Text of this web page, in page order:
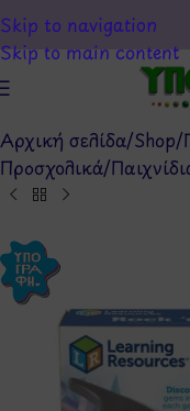
Skip to navigation
Skip to main content
Αρχική σελίδα/Shop/
Προσχολικά/